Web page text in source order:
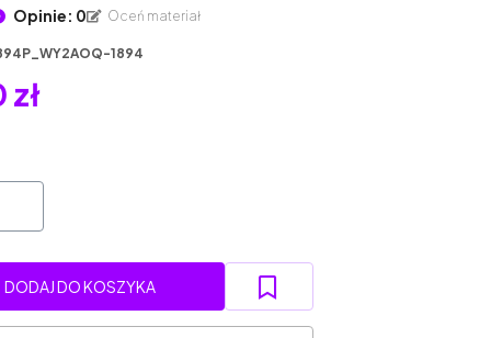
Opinie: 0 Oceń materiał
1894
DODAJ DO KOSZYKA